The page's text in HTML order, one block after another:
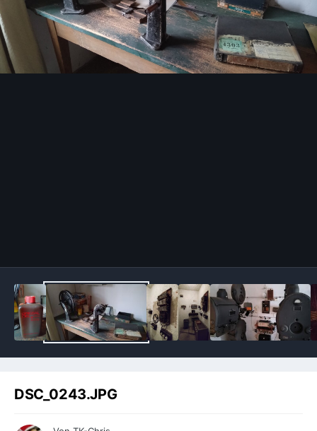
DSC_0243.JPG